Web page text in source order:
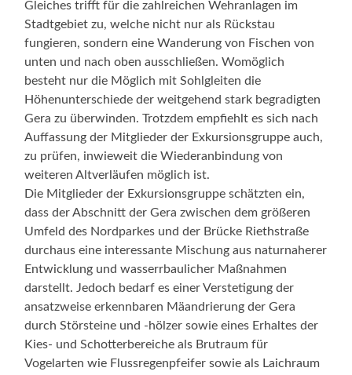
Gleiches trifft für die zahlreichen Wehranlagen im
Stadtgebiet zu, welche nicht nur als Rückstau
fungieren, sondern eine Wanderung von Fischen von
unten und nach oben ausschließen. Womöglich
besteht nur die Möglich mit Sohlgleiten die
Höhenunterschiede der weitgehend stark begradigten
Gera zu überwinden. Trotzdem empfiehlt es sich nach
Auffassung der Mitglieder der Exkursionsgruppe auch,
zu prüfen, inwieweit die Wiederanbindung von
weiteren Altverläufen möglich ist.
Die Mitglieder der Exkursionsgruppe schätzten ein,
dass der Abschnitt der Gera zwischen dem größeren
Umfeld des Nordparkes und der Brücke Riethstraße
durchaus eine interessante Mischung aus naturnaherer
Entwicklung und wasserrbaulicher Maßnahmen
darstellt. Jedoch bedarf es einer Verstetigung der
ansatzweise erkennbaren Mäandrierung der Gera
durch Störsteine und -hölzer sowie eines Erhaltes der
Kies- und Schotterbereiche als Brutraum für
Vogelarten wie Flussregenpfeifer sowie als Laichraum